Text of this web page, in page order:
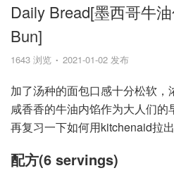
Daily Bread[墨西哥牛
Bun]
1643 浏览 2021-01-02 发布
加了汤种的面包口感十分松软
咸香香的牛油内馅作为大人们
再复习一下如何用kitchenaid拉出
配方(6 servings)